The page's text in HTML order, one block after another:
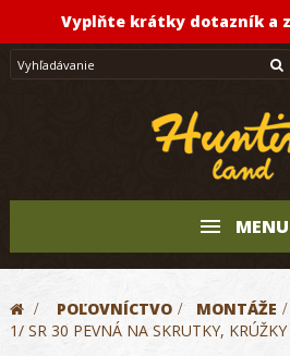
Vyplňte krátky dotazník a
MENU
> POĽOVNÍCTVO > MONTÁŽE >
1/ SR 30 PEVNÁ NA SKRUTKY,